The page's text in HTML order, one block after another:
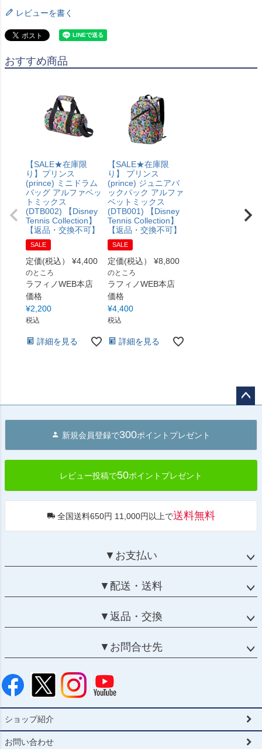
レビューを書く
おすすめ商品
【SALE★在庫限
り】プリンス
(prince) ミニドラム
バッグ アルファベッ
トミックス
(DTB002) 【Disney
Tennis Collection】
【返品・交換不可】
SALE
定価(税込） ¥4,400
のところ
ラフィノWEB本店
価格
¥2,200
税込
詳細を見る
【SALE★在庫限
り】 プリンス
(prince) ジュニアバ
ックパック アルファ
ベットミックス
(DTB001) 【Disney
Tennis Collection】
【返品・交換不可】
SALE
定価(税込） ¥8,800
のところ
ラフィノWEB本店
価格
¥4,400
税込
詳細を見る
へ
新規会員登録で300ポイントプレゼント
レビュー投稿で50ポイントプレゼント
全国送料650円 11,000円以上で送料無料
▼お支払い
▼配送・送料
▼返品・交換
▼お問合せ先
ショップ紹介
お問い合わせ